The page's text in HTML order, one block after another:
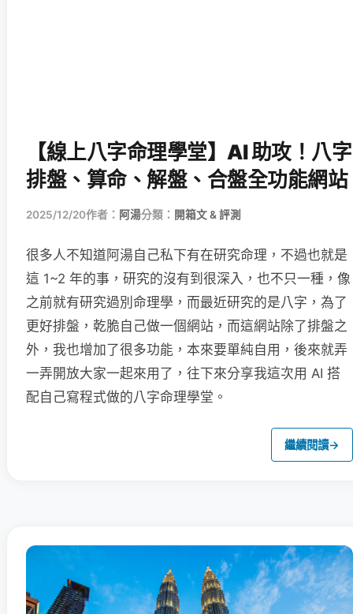
【線上八字命理學堂】AI 助攻！八字
排盤、算命、解盤、合盤全功能網站
2025/12/20作者： 阿湯分類： 開箱文 & 評測
很多人不知道阿湯自己私下有在研究命理，不過也就是
這 1~2 年的事，研究的沒有到很深入，也不只一種，像
之前就有研究過別命理學，而最近研究的是八字，為了
更好排盤，乾脆自己做一個網站，而這網站除了排盤之
外，我也增加了很多功能，本來要單純自用，後來就弄
一弄開放大家一起來用了，往下來分享我這次用 AI 搭
配自己寫程式做的八字命理學堂。
繼續閱讀→